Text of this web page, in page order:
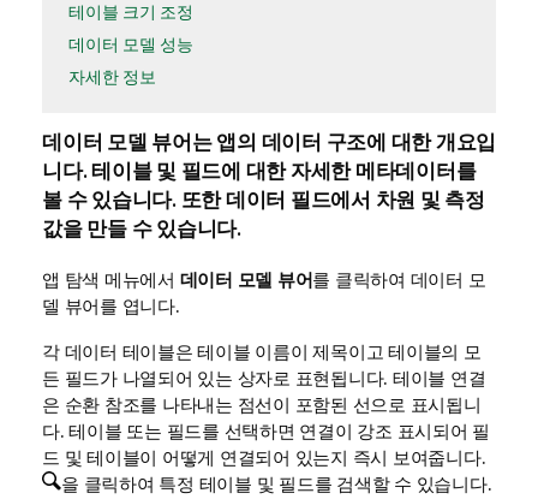
테이블 크기 조정
데이터 모델 성능
자세한 정보
데이터 모델 뷰어는 앱의 데이터 구조에 대한 개요입
니다. 테이블 및 필드에 대한 자세한 메타데이터를
볼 수 있습니다. 또한 데이터 필드에서 차원 및 측정
값을 만들 수 있습니다.
앱 탐색 메뉴에서 데이터 모델 뷰어를 클릭하여 데이터 모
델 뷰어를 엽니다.
각 데이터 테이블은 테이블 이름이 제목이고 테이블의 모
든 필드가 나열되어 있는 상자로 표현됩니다. 테이블 연결
은 순환 참조를 나타내는 점선이 포함된 선으로 표시됩니
다. 테이블 또는 필드를 선택하면 연결이 강조 표시되어 필
드 및 테이블이 어떻게 연결되어 있는지 즉시 보여줍니다.
을 클릭하여 특정 테이블 및 필드를 검색할 수 있습니다.